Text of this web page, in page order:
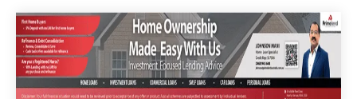
Skip
to
content